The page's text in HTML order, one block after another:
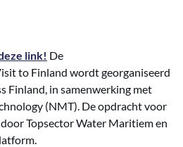
link! De
isit to Finland wordt georganiseerd
Finland, in samenwerking met
(NMT). De opdracht voor
Topsector Water Maritiem en